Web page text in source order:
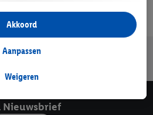
Lidl Nieuwsbrief
Lidl webshop klant
Nieuwsbrief
het verzamelen en
voor het tonen van
binnen en buiten de Lidl-diensten.
in de winkel ook voor de
aan ons voor het personaliseren
Weigeren
Aanpassen
Akkoord